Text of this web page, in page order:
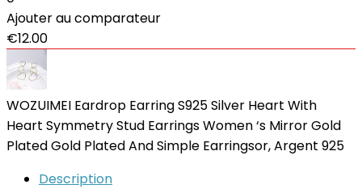
Ajouter au comparateur
€12.00
WOZUIMEI Eardrop Earring S925 Silver Heart With
Heart Symmetry Stud Earrings Women ‘s Mirror Gold
Plated Gold Plated And Simple Earringsor, Argent 925
Description